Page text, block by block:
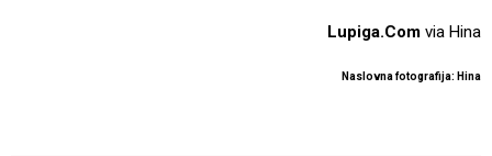
Lupiga.Com via Hina
Naslovna fotografija: Hina